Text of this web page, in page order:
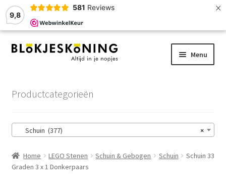
9,8
581 Reviews ×
Ga
Ga
Menu
Winkelmand
Afrekenen
Productcategorieën
×
Schuin (377)
Home LEGO Stenen Schuin & Gebogen Schuin
Schuin 33
Graden 3 x 1 Donkerpaars